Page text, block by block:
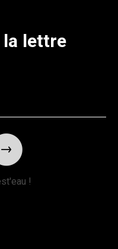
la lettre
!